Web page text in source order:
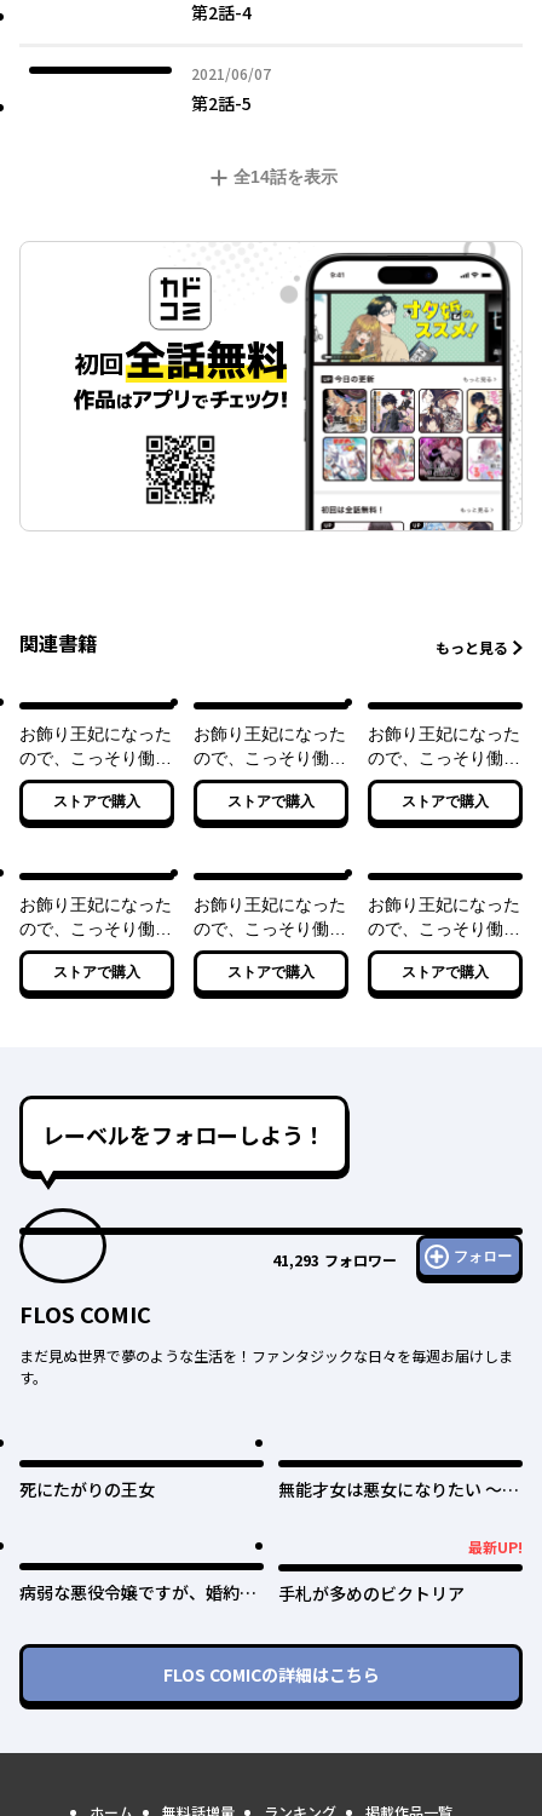
第2話-4
2021/06/07
2021年06月07日
第2話-5
全14話を表示
関連書籍 もっと見る
お飾り王妃になった
ので、こっそり働き
に出ることにしまし
た 〜うさぎがいる
ので独り寝も寂しく
子特典付き】
ストアで購入
お飾り王妃になった
ので、こっそり働き
に出ることにしまし
た ～旦那がいるの
に、婚約破棄されま
付き】
ストアで購入
お飾り王妃になった
ので、こっそり働き
に出ることにしまし
た ～うさぎと一緒
に偽聖女を成敗しま
き】
ストアで購入
お飾り王妃になった
ので、こっそり働き
に出ることにしまし
た ～呪いで動けな
い陛下に代わってう
ストアで購入
お飾り王妃になった
ので、こっそり働き
に出ることにしまし
た ～うさぎがいれ
ば神様相手だってへ
ストアで購入
お飾り王妃になった
ので、こっそり働き
に出ることにしまし
た ～目指せ円満夫
婦に新たなもふもふ
ストアで購入
レーベルをフォローしよう！
41,293 フォロワー フォロー
FLOS COMIC
まだ見ぬ世界で夢のような生活を！ファンタジックな日々を毎週お届けしま
す。
死にたがりの王女
無能才女は悪女になりたい ～義
爵様の溺愛に気づかない～
病弱な悪役令嬢ですが、婚約者
たち犬猿の仲でしたよね!?)
最新UP!
手札が多めのビクトリア
FLOS COMICの詳細はこちら